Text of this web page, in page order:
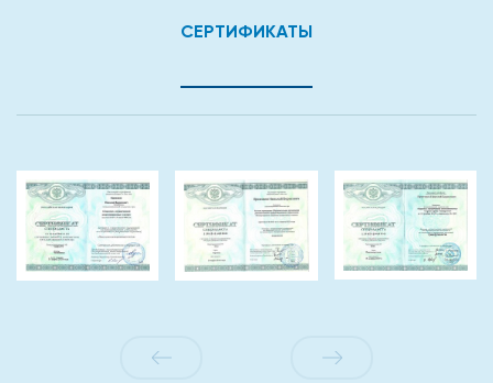
СЕРТИФИКАТЫ